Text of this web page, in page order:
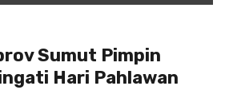
Sumut Pimpin
Hari Pahlawan